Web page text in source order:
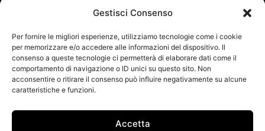
Gestisci Consenso
Per fornire le migliori esperienze, utilizziamo tecnologie come i cookie
per memorizzare e/o accedere alle informazioni del dispositivo. Il
consenso a queste tecnologie ci permetterà di elaborare dati come il
comportamento di navigazione o ID unici su questo sito. Non
acconsentire o ritirare il consenso può influire negativamente su alcune
caratteristiche e funzioni.
Accetta
Whatsapp
CONTATTI